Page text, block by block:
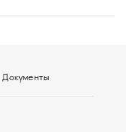
Документы